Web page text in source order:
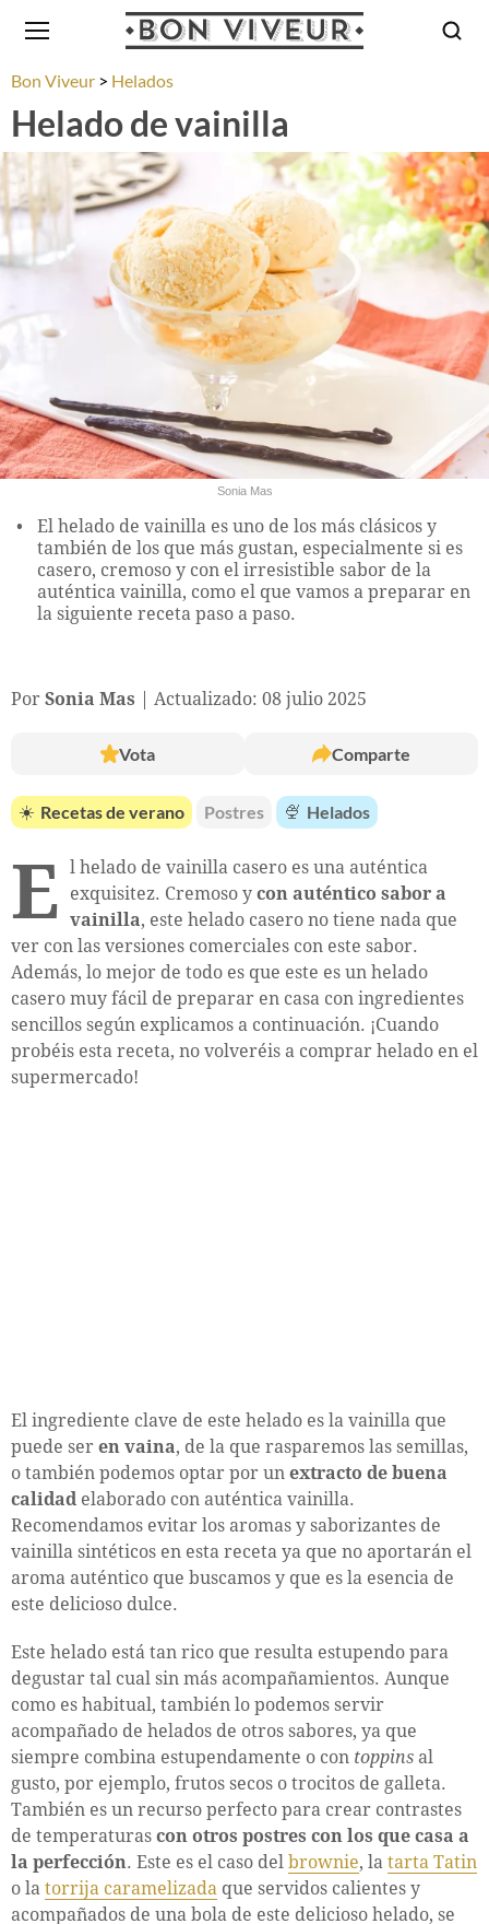
Bon Viveur Helados
Helado de vainilla
Sonia Mas
El helado de vainilla es uno de los más clásicos y
también de los que más gustan, especialmente si es
casero, cremoso y con el irresistible sabor de la
auténtica vainilla, como el que vamos a preparar en
la siguiente receta paso a paso.
Por Sonia Mas Actualizado: 08 julio 2025
Vota Comparte
☀️ Recetas de verano Postres 🍨 Helados
E l helado de vainilla casero es una auténtica
exquisitez. Cremoso y con auténtico sabor a
vainilla, este helado casero no tiene nada que
ver con las versiones comerciales con este sabor.
Además, lo mejor de todo es que este es un helado
casero muy fácil de preparar en casa con ingredientes
sencillos según explicamos a continuación. ¡Cuando
probéis esta receta, no volveréis a comprar helado en el
supermercado!
El ingrediente clave de este helado es la vainilla que
puede ser en vaina, de la que rasparemos las semillas,
o también podemos optar por un extracto de buena
calidad elaborado con auténtica vainilla.
Recomendamos evitar los aromas y saborizantes de
vainilla sintéticos en esta receta ya que no aportarán el
aroma auténtico que buscamos y que es la esencia de
este delicioso dulce.
Este helado está tan rico que resulta estupendo para
degustar tal cual sin más acompañamientos. Aunque
como es habitual, también lo podemos servir
acompañado de helados de otros sabores, ya que
siempre combina estupendamente o con toppins al
gusto, por ejemplo, frutos secos o trocitos de galleta.
También es un recurso perfecto para crear contrastes
de temperaturas con otros postres con los que casa a
la perfección. Este es el caso del brownie, la tarta Tatin
o la torrija caramelizada que servidos calientes y
acompañados de una bola de este delicioso helado, se